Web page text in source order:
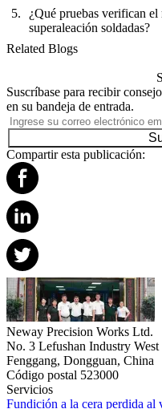
¿Qué pruebas verifican
superaleación soldadas?
Related Blogs
Suscríbase para recibir
en su bandeja de entrada.
Compartir esta publicación:
Neway Precision Works Ltd.
No. 3 Lefushan Industry West
Fenggang, Dongguan, China
Código postal 523000
Servicios
Fundición a la cera perdida al